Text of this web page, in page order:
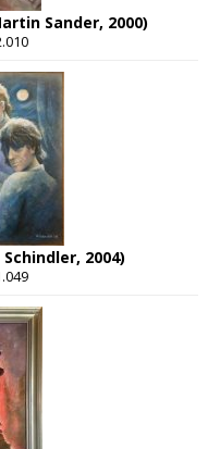
Sander, 2000)
2004)